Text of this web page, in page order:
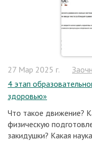
27 Мар 2025 г.
4 этап
здоровью»
Что такое движение?
физическую
закидушки? Какая